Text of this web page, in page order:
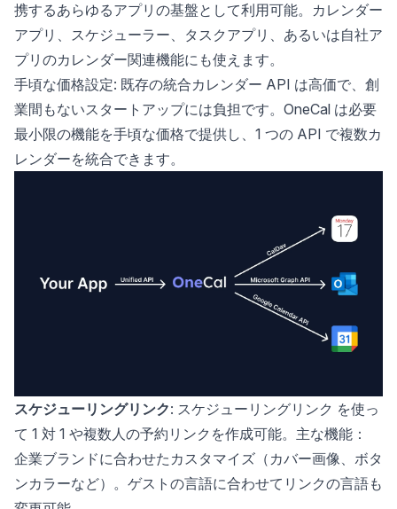
携するあらゆるアプリの基盤として利用可能。カレンダー
アプリ、スケジューラー、タスクアプリ、あるいは自社ア
プリのカレンダー関連機能にも使えます。
手頃な価格設定: 既存の統合カレンダー API は高価で、創
業間もないスタートアップには負担です。OneCal は必要
最小限の機能を手頃な価格で提供し、1 つの API で複数カ
レンダーを統合できます。
スケジューリングリンク: スケジューリングリンク を使っ
て 1 対 1 や複数人の予約リンクを作成可能。主な機能：
企業ブランドに合わせたカスタマイズ（カバー画像、ボタ
ンカラーなど）。ゲストの言語に合わせてリンクの言語も